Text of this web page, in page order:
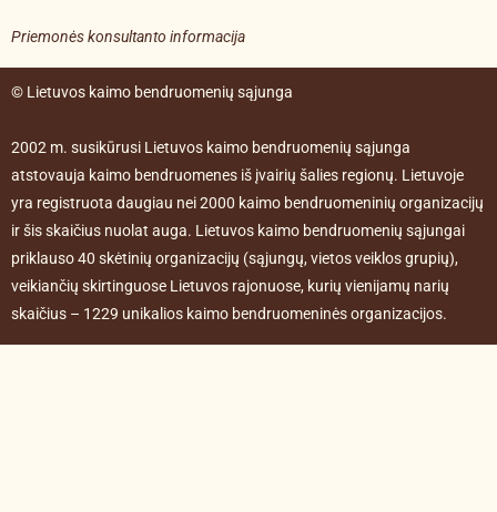
Priemonės konsultanto informacija
© Lietuvos kaimo bendruomenių sąjunga
2002 m. susikūrusi Lietuvos kaimo bendruomenių sąjunga
atstovauja kaimo bendruomenes iš įvairių šalies regionų. Lietuvoje
yra registruota daugiau nei 2000 kaimo bendruomeninių organizacijų
ir šis skaičius nuolat auga. Lietuvos kaimo bendruomenių sąjungai
priklauso 40 skėtinių organizacijų (sąjungų, vietos veiklos grupių),
veikiančių skirtinguose Lietuvos rajonuose, kurių vienijamų narių
skaičius – 1229 unikalios kaimo bendruomeninės organizacijos.